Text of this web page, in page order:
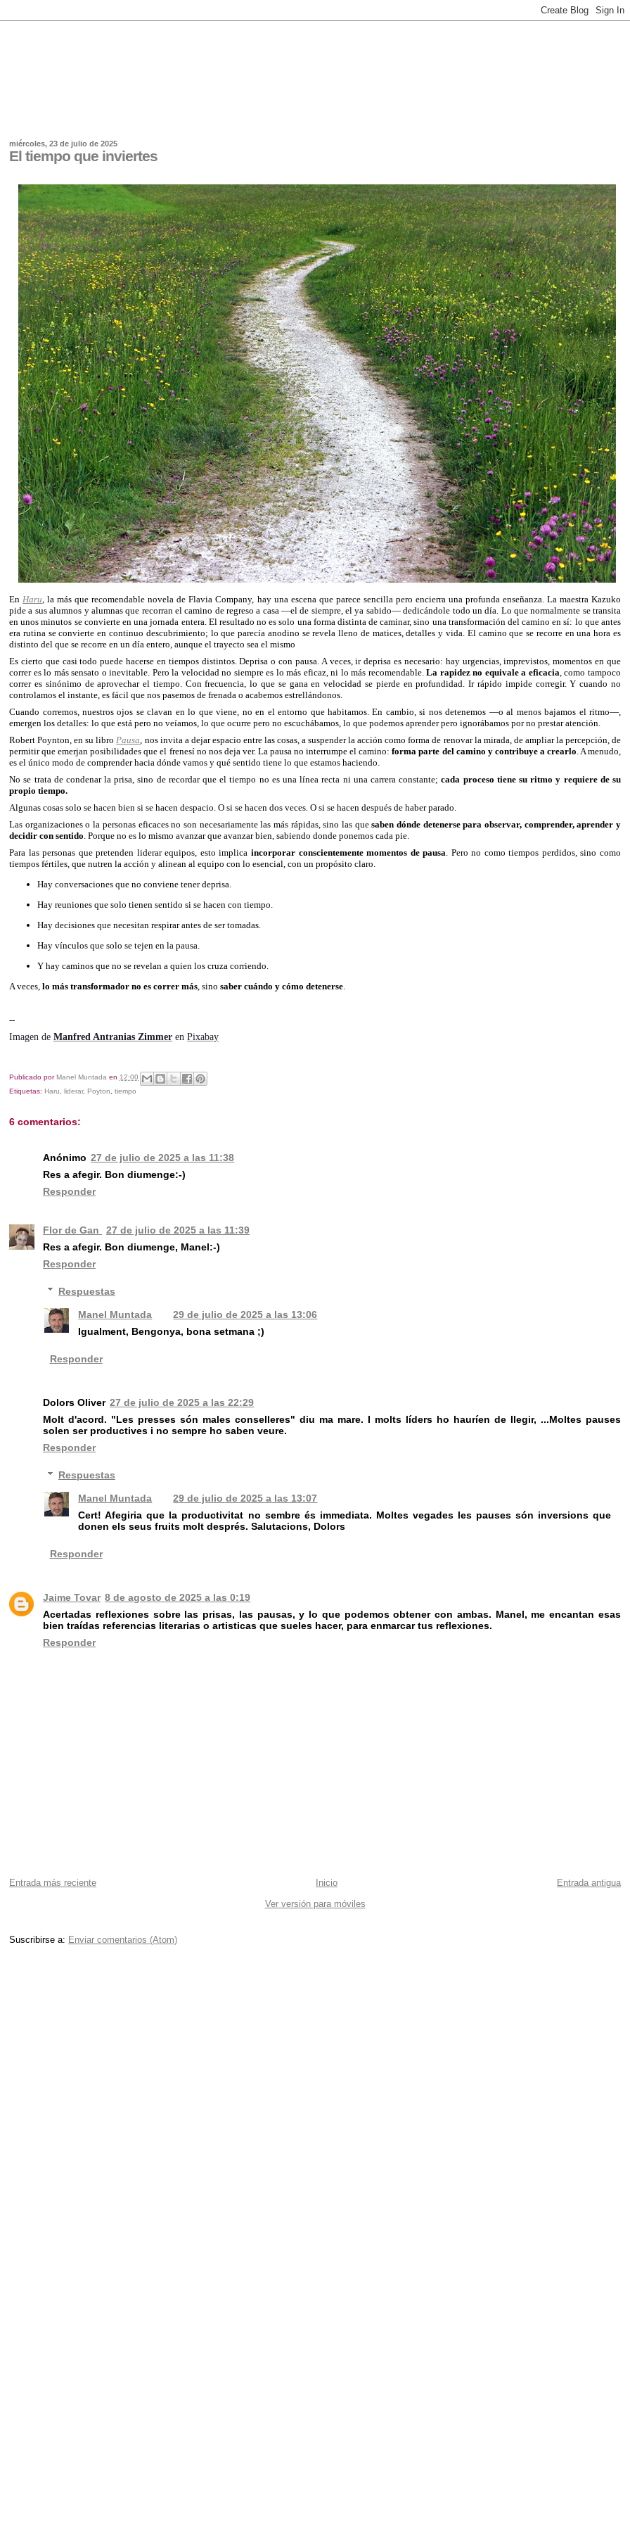
miércoles, 23 de julio de 2025
El tiempo que inviertes
EnHaru, la más que recomendable novela de Flavia Company, hay una escena que parece sencilla pero encierra una profunda enseñanza. La maestra Kazuko
pide a sus alumnos y alumnas que recorran el camino de regreso a casa —el de siempre, el ya sabido— dedicándole todo un día. Lo que normalmente se transita
en unos minutos se convierte en una jornada entera. El resultado no es solo una forma distinta de caminar, sino una transformación del camino en sí: lo que antes
era rutina se convierte en continuo descubrimiento; lo que parecía anodino se revela lleno de matices, detalles y vida. El camino que se recorre en una hora es
distinto del que se recorre en un día entero, aunque el trayecto sea el mismo
Es cierto que casi todo puede hacerse en tiempos distintos. Deprisa o con pausa. A veces, ir deprisa es necesario: hay urgencias, imprevistos, momentos en que
correr es lo más sensato o inevitable. Pero la velocidad no siempre es lo más eficaz, ni lo más recomendable.La rapidez no equivale a eficacia, como tampoco
correr es sinónimo de aprovechar el tiempo. Con frecuencia, lo que se gana en velocidad se pierde en profundidad. Ir rápido impide corregir. Y cuando no
controlamos el instante, es fácil que nos pasemos de frenada o acabemos estrellándonos.
Cuando corremos, nuestros ojos se clavan en lo que viene, no en el entorno que habitamos. En cambio, si nos detenemos —o al menos bajamos el ritmo—,
emergen los detalles: lo que está pero no veíamos, lo que ocurre pero no escuchábamos, lo que podemos aprender pero ignorábamos por no prestar atención.
Robert Poynton, en su libroPausa, nos invita a dejar espacio entre las cosas, a suspender la acción como forma de renovar la mirada, de ampliar la percepción, de
permitir que emerjan posibilidades que el frenesí no nos deja ver. La pausa no interrumpe el camino:forma parte del camino y contribuye a crearlo. A menudo,
es el único modo de comprender hacia dónde vamos y qué sentido tiene lo que estamos haciendo.
No se trata de condenar la prisa, sino de recordar que el tiempo no es una línea recta ni una carrera constante;cada proceso tiene su ritmo y requiere de su
propio tiempo.
Algunas cosas solo se hacen bien si se hacen despacio. O si se hacen dos veces. O si se hacen después de haber parado.
Las organizaciones o la personas eficaces no son necesariamente las más rápidas, sino las quesaben dónde detenerse para observar, comprender, aprender y
decidir con sentido. Porque no es lo mismo avanzar que avanzar bien, sabiendo donde ponemos cada pie.
Para las personas que pretenden liderar equipos, esto implicaincorporar conscientemente momentos de pausa. Pero no como tiempos perdidos, sino como
tiempos fértiles, que nutren la acción y alinean al equipo con lo esencial, con un propósito claro.
Hay conversaciones que no conviene tener deprisa.
Hay reuniones que solo tienen sentido si se hacen con tiempo.
Hay decisiones que necesitan respirar antes de ser tomadas.
Hay vínculos que solo se tejen en la pausa.
Y hay caminos que no se revelan a quien los cruza corriendo.
A veces,lo más transformador no es correr más, sinosaber cuándo y cómo detenerse.
--
Imagen deManfred Antranias Zimmer enPixabay
Publicado por Manel Muntada en 12:00
Etiquetas: Haru ,liderar, Poyton ,tiempo
6 comentarios:
Anónimo 27 de julio de 2025 a las 11:38
Res a afegir. Bon diumenge:-)
Responder
Flor de Gan
27 de julio de 2025 a las 11:39
Res a afegir. Bon diumenge, Manel:-)
Responder
Respuestas
Manel Muntada
29 de julio de 2025 a las 13:06
Igualment, Bengonya, bona setmana ;)
Responder
Dolors Oliver 27 de julio de 2025 a las 22:29
Molt d'acord. "Les presses són males conselleres" diu ma mare. I molts líders ho hauríen de llegir, ...Moltes pauses
solen ser productives i no sempre ho saben veure.
Responder
Respuestas
Manel Muntada
29 de julio de 2025 a las 13:07
Cert! Afegiria que la productivitat no sembre és immediata. Moltes vegades les pauses són inversions que
donen els seus fruits molt després. Salutacions, Dolors
Responder
Jaime Tovar 8 de agosto de 2025 a las 0:19
Acertadas reflexiones sobre las prisas, las pausas, y lo que podemos obtener con ambas. Manel, me encantan esas
bien traídas referencias literarias o artisticas que sueles hacer, para enmarcar tus reflexiones.
Responder
Entrada más reciente Entrada antigua
Inicio
Ver versión para móviles
Suscribirse a: Enviar comentarios (Atom)